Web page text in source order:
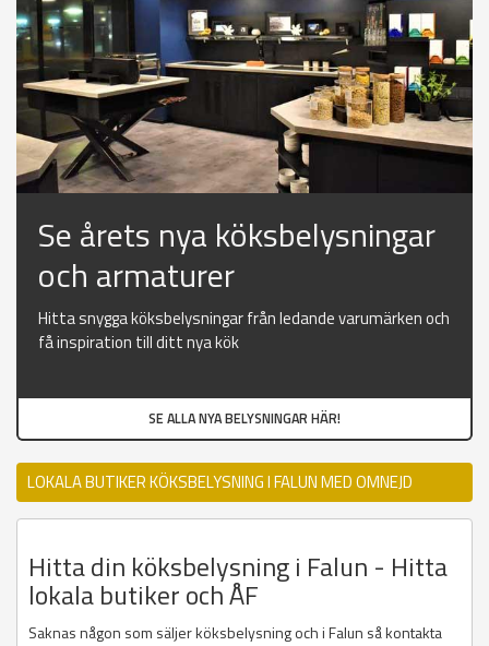
Se årets nya köksbelysningar
och armaturer
Hitta snygga köksbelysningar från ledande varumärken och
få inspiration till ditt nya kök
SE ALLA NYA BELYSNINGAR HÄR!
LOKALA BUTIKER KÖKSBELYSNING I FALUN MED OMNEJD
Hitta din köksbelysning i Falun - Hitta
lokala butiker och ÅF
Saknas någon som säljer köksbelysning och i Falun så kontakta